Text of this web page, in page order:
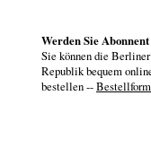
Werden Sie Abonnent
Sie können die Berliner
Republik bequem
bestellen --